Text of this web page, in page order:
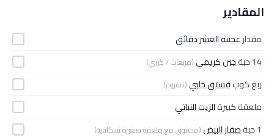
المقادير
مقدارعجينة العشر دقائق
14 حبة
جبن كريمي (مربعات / كيري)
ربع كوبفستق حلبي (مفروم)
ملعقة كبيرةالزيت النباتي
1 حبة
صفار البيض(مخفوق مع ملعقة صغيرة نسكافيه)